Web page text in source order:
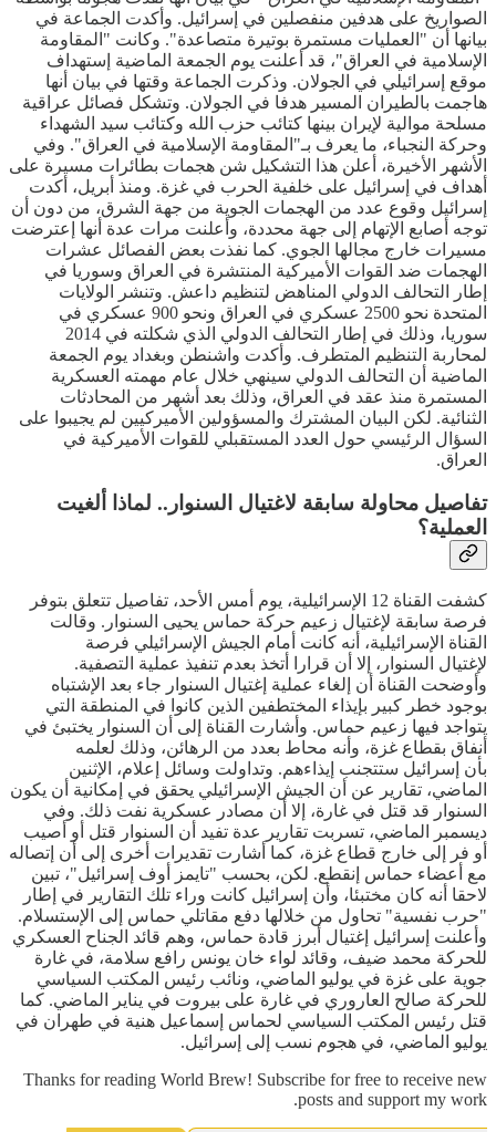
الصواريخ على هدفين منفصلين في إسرائيل. وأكدت الجماعة في
بيانها أن "العمليات مستمرة بوتيرة متصاعدة". وكانت "المقاومة
الإسلامية في العراق"، قد أعلنت يوم الجمعة الماضية إستهداف
موقع إسرائيلي في الجولان. وذكرت الجماعة وقتها في بيان أنها
هاجمت بالطيران المسير هدفا في الجولان. وتشكل فصائل عراقية
مسلحة موالية لإيران بينها كتائب حزب الله وكتائب سيد الشهداء
وحركة النجباء، ما يعرف بـ"المقاومة الإسلامية في العراق". وفي
الأشهر الأخيرة، أعلن هذا التشكيل شن هجمات بطائرات مسيرة على
أهداف في إسرائيل على خلفية الحرب في غزة. ومنذ أبريل، أكدت
إسرائيل وقوع عدد من الهجمات الجوية من جهة الشرق، من دون أن
توجه أصابع الإتهام إلى جهة محددة، وأعلنت مرات عدة أنها إعترضت
مسيرات خارج مجالها الجوي. كما نفذت بعض الفصائل عشرات
الهجمات ضد القوات الأميركية المنتشرة في العراق وسوريا في
إطار التحالف الدولي المناهض لتنظيم داعش. وتنشر الولايات
المتحدة نحو 2500 عسكري في العراق ونحو 900 عسكري في
سوريا، وذلك في إطار التحالف الدولي الذي شكلته في 2014
لمحاربة التنظيم المتطرف. وأكدت واشنطن وبغداد يوم الجمعة
الماضية أن التحالف الدولي سينهي خلال عام مهمته العسكرية
المستمرة منذ عقد في العراق، وذلك بعد أشهر من المحادثات
الثنائية. لكن البيان المشترك والمسؤولين الأميركيين لم يجيبوا على
السؤال الرئيسي حول العدد المستقبلي للقوات الأميركية في
العراق.
تفاصيل محاولة سابقة لاغتيال السنوار.. لماذا ألغيت
العملية؟
كشفت القناة 12 الإسرائيلية، يوم أمس الأحد، تفاصيل تتعلق بتوفر
فرصة سابقة لإغتيال زعيم حركة حماس يحيى السنوار. وقالت
القناة الإسرائيلية، أنه كانت أمام الجيش الإسرائيلي فرصة
لإغتيال السنوار، إلا أن قرارا أتخذ بعدم تنفيذ عملية التصفية.
وأوضحت القناة أن إلغاء عملية إغتيال السنوار جاء بعد الإشتباه
بوجود خطر كبير بإيذاء المختطفين الذين كانوا في المنطقة التي
يتواجد فيها زعيم حماس. وأشارت القناة إلى أن السنوار يختبئ في
أنفاق بقطاع غزة، وأنه محاط بعدد من الرهائن، وذلك لعلمه
بأن إسرائيل ستتجنب إيذاءهم. وتداولت وسائل إعلام، الإثنين
الماضي، تقارير عن أن الجيش الإسرائيلي يحقق في إمكانية أن يكون
السنوار قد قتل في غارة، إلا أن مصادر عسكرية نفت ذلك. وفي
ديسمبر الماضي، تسربت تقارير عدة تفيد أن السنوار قتل أو أصيب
أو فر إلى خارج قطاع غزة، كما أشارت تقديرات أخرى إلى أن إتصاله
مع أعضاء حماس إنقطع. لكن، بحسب "تايمز أوف إسرائيل"، تبين
لاحقا أنه كان مختبئا، وأن إسرائيل كانت وراء تلك التقارير في إطار
"حرب نفسية" تحاول من خلالها دفع مقاتلي حماس إلى الإستسلام.
وأعلنت إسرائيل إغتيال أبرز قادة حماس، وهم قائد الجناح العسكري
للحركة محمد ضيف، وقائد لواء خان يونس رافع سلامة، في غارة
جوية على غزة في يوليو الماضي، ونائب رئيس المكتب السياسي
للحركة صالح العاروري في غارة على بيروت في يناير الماضي. كما
قتل رئيس المكتب السياسي لحماس إسماعيل هنية في طهران في
يوليو الماضي، في هجوم نسب إلى إسرائيل.
Thanks for reading World Brew! Subscribe for free to receive new
posts and support my work.